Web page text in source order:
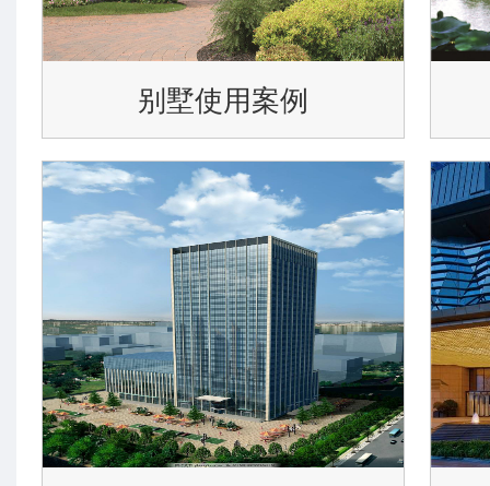
别墅使用案例